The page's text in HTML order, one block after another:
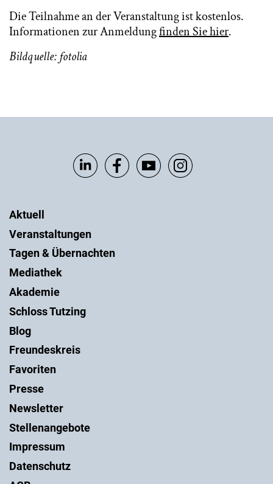
Die Teilnahme an der Veranstaltung ist kostenlos.
Informationen zur Anmeldungfinden Sie hier.
Bildquelle: fotolia
Aktuell
Veranstaltungen
Tagen & Übernachten
Mediathek
Akademie
Schloss Tutzing
Blog
Freundeskreis
Favoriten
Presse
Newsletter
Stellenangebote
Impressum
Datenschutz